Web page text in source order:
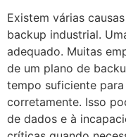
Existem várias
backup industrial.
adequado. Muitas
de um plano de
tempo suficiente
corretamente. Isso
de dados e à